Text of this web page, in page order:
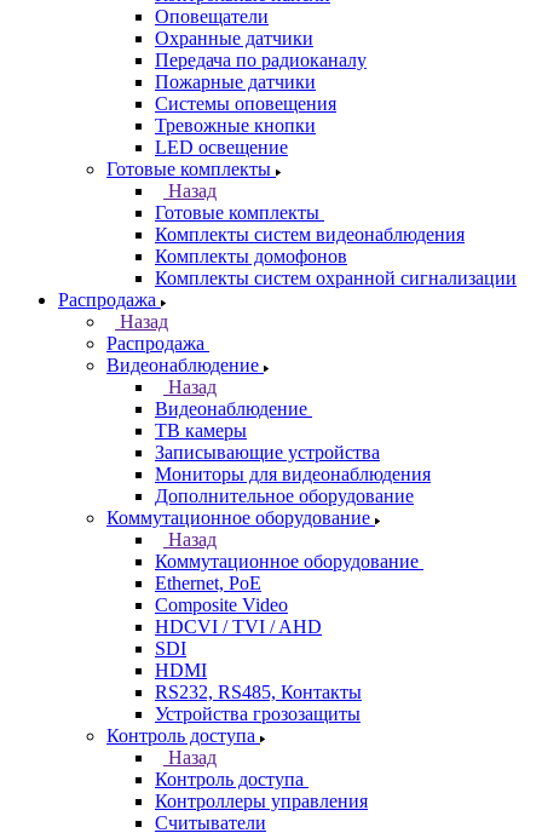
Оповещатели
Охранные датчики
Передача по радиоканалу
Пожарные датчики
Системы оповещения
Тревожные кнопки
LED освещение
Готовые комплекты
Назад
Готовые комплекты
Комплекты систем видеонаблюдения
Комплекты домофонов
Комплекты систем охранной сигнализации
Распродажа
Назад
Распродажа
Видеонаблюдение
Назад
Видеонаблюдение
ТВ камеры
Записывающие устройства
Мониторы для видеонаблюдения
Дополнительное оборудование
Коммутационное оборудование
Назад
Коммутационное оборудование
Ethernet, PoE
Composite Video
HDCVI / TVI / AHD
SDI
HDMI
RS232, RS485, Контакты
Устройства грозозащиты
Контроль доступа
Назад
Контроль доступа
Контроллеры управления
Считыватели